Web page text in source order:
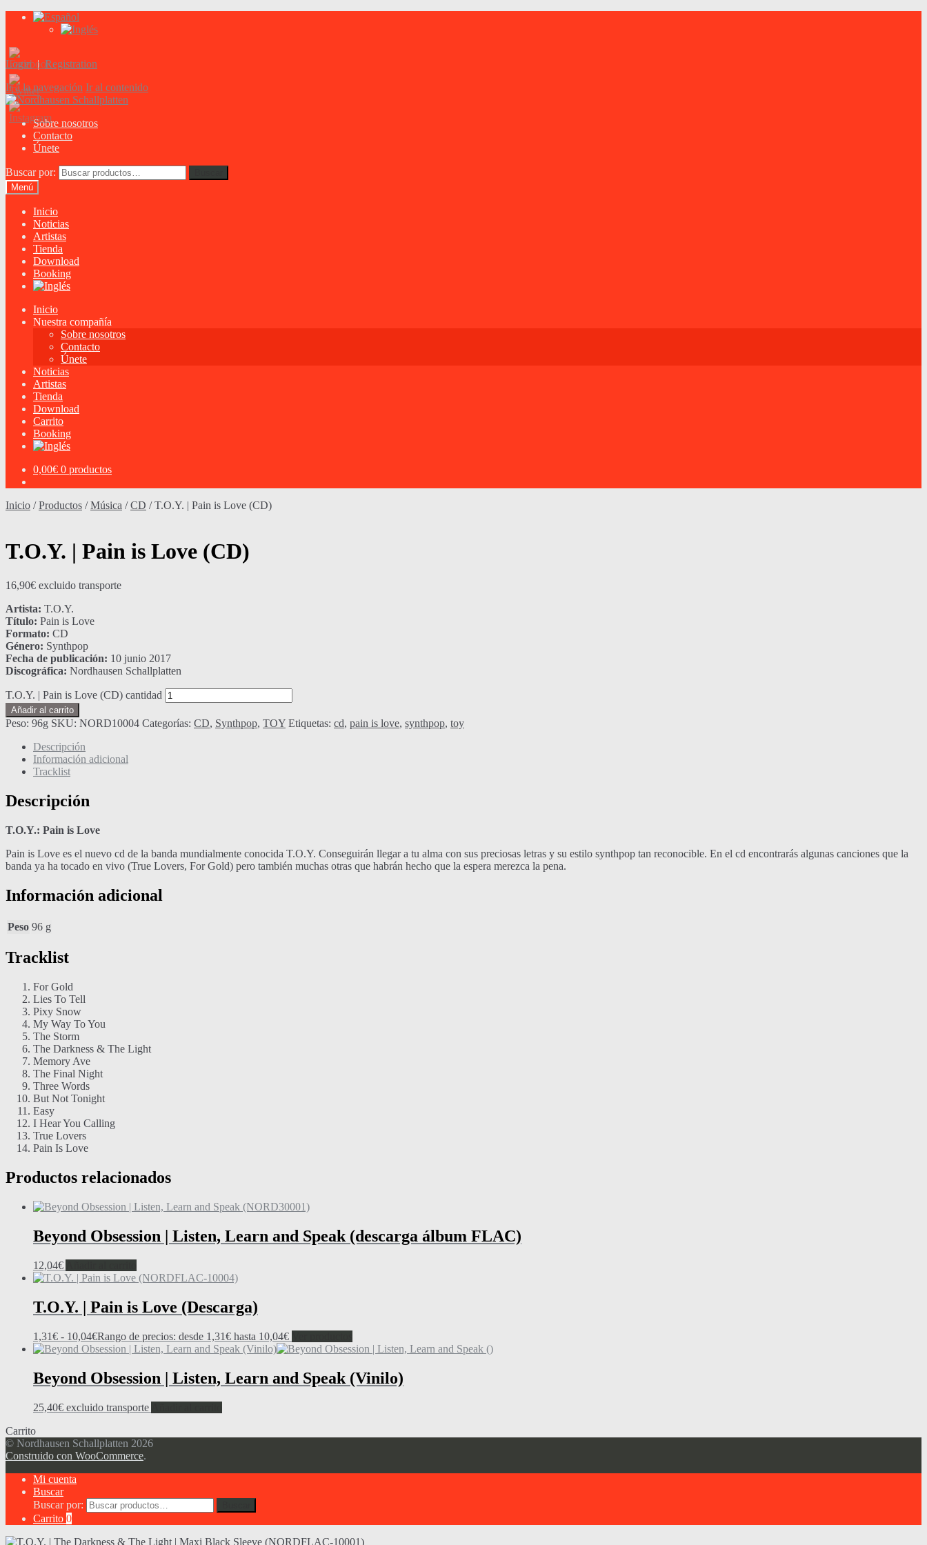
Login|Registration
Ir a la navegación Ir al contenido
Sobre nosotros
Contacto
Únete
Buscar por:
Menú
Inicio
Noticias
Artistas
Tienda
Download
Booking
Inicio
Nuestra compañía
Sobre nosotros
Contacto
Únete
Noticias
Artistas
Tienda
Download
Carrito
Booking
0,00€ 0 productos
Inicio /Productos /Música /CD /T.O.Y. | Pain is Love (CD)
T.O.Y. | Pain is Love (CD)
16,90€ excluido transporte
Artista: T.O.Y.
Título: Pain is Love
Formato: CD
Género: Synthpop
Fecha de publicación: 10 junio 2017
Discográfica: Nordhausen Schallplatten
T.O.Y. | Pain is Love (CD) cantidad
Añadir al carrito
Peso: 96g SKU: NORD10004 Categorías: CD, Synthpop, TOY Etiquetas: cd, pain is love, synthpop, toy
Descripción
Información adicional
Tracklist
Descripción
T.O.Y.: Pain is Love
Pain is Love es el nuevo cd de la banda mundialmente conocida T.O.Y. Conseguirán llegar a tu alma con sus preciosas letras y su estilo synthpop tan reconocible. En el cd encontrarás algunas canciones que la
banda ya ha tocado en vivo (True Lovers, For Gold) pero también muchas otras que habrán hecho que la espera merezca la pena.
Información adicional
Peso 96 g
Tracklist
For Gold
Lies To Tell
Pixy Snow
My Way To You
The Storm
The Darkness & The Light
Memory Ave
The Final Night
Three Words
But Not Tonight
Easy
I Hear You Calling
True Lovers
Pain Is Love
Productos relacionados
Beyond Obsession | Listen, Learn and Speak (descarga álbum FLAC)
12,04€
T.O.Y. | Pain is Love (Descarga)
1,31€ - 10,04€Rango de precios: desde 1,31€ hasta 10,04€
Beyond Obsession | Listen, Learn and Speak (Vinilo)
25,40€ excluido transporte
Carrito
© Nordhausen Schallplatten 2026
Construido con WooCommerce.
Mi cuenta
Buscar
Buscar por:
Carrito 0